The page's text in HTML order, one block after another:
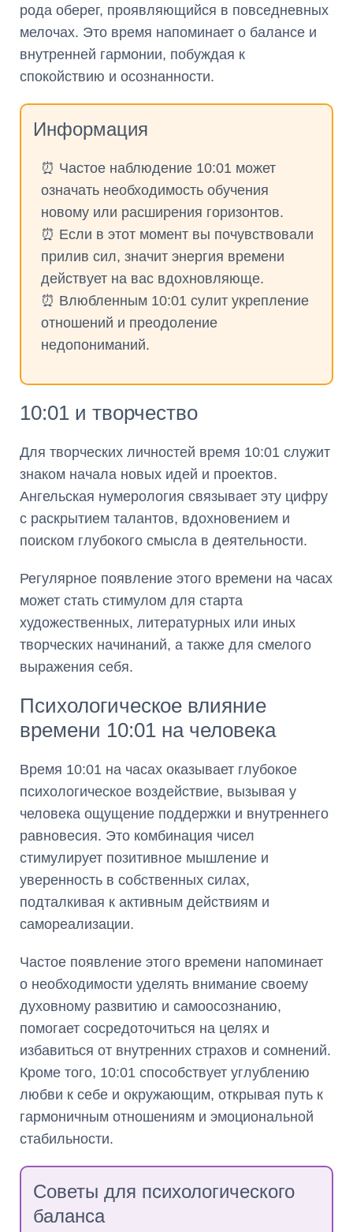
рода оберег, проявляющийся в повседневных
мелочах. Это время напоминает о балансе и
внутренней гармонии, побуждая к
спокойствию и осознанности.
Информация
⏰ Частое наблюдение 10:01 может
означать необходимость обучения
новому или расширения горизонтов.
⏰ Если в этот момент вы почувствовали
прилив сил, значит энергия времени
действует на вас вдохновляюще.
⏰ Влюбленным 10:01 сулит укрепление
отношений и преодоление
недопониманий.
10:01 и творчество
Для творческих личностей время 10:01 служит
знаком начала новых идей и проектов.
Ангельская нумерология связывает эту цифру
с раскрытием талантов, вдохновением и
поиском глубокого смысла в деятельности.
Регулярное появление этого времени на часах
может стать стимулом для старта
художественных, литературных или иных
творческих начинаний, а также для смелого
выражения себя.
Психологическое влияние
времени 10:01 на человека
Время 10:01 на часах оказывает глубокое
психологическое воздействие, вызывая у
человека ощущение поддержки и внутреннего
равновесия. Это комбинация чисел
стимулирует позитивное мышление и
уверенность в собственных силах,
подталкивая к активным действиям и
самореализации.
Частое появление этого времени напоминает
о необходимости уделять внимание своему
духовному развитию и самоосознанию,
помогает сосредоточиться на целях и
избавиться от внутренних страхов и сомнений.
Кроме того, 10:01 способствует углублению
любви к себе и окружающим, открывая путь к
гармоничным отношениям и эмоциональной
стабильности.
Советы для психологического
баланса